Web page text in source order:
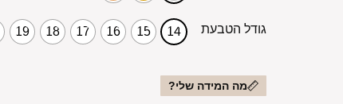
גודל הטבעת 14
15
16
17
18
19
מה המידה שלי?